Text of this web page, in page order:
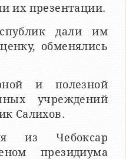
их презентации.
дали им
обменялись
и полезной
учреждений
Салихов.
из Чебоксар
президиума